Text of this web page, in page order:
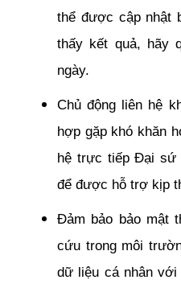
thể được cập nhật
thấy kết quả, hãy
ngày.
Chủ động liên hệ
hợp gặp khó khăn
hệ trực tiếp Đại sứ
để được hỗ trợ kịp
Đảm bảo bảo mật
cứu trong môi
dữ liệu cá nhân với